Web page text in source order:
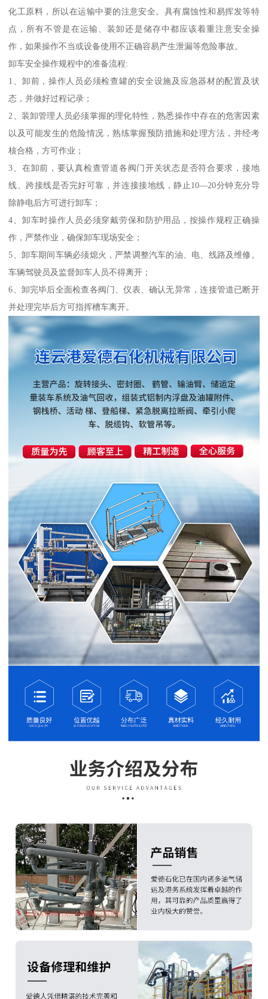
化工原料，所以在运输中要的注意安全。具有腐蚀性和易挥发等特
点，所有不管是在运输、装卸还是储存中都应该着重注意安全操
作，如果操作不当或设备使用不正确容易产生泄漏等危险事故。
卸车安全操作规程中的准备流程:
1、卸前，操作人员必须检查罐的安全设施及应急器材的配置及状
态，并做好过程记录；
2、装卸管理人员必须掌握的理化特性，熟悉操作中存在的危害因素
以及可能发生的危险情况，熟练掌握预防措施和处理方法，并经考
核合格，方可作业；
3、在卸前，要认真检查管道各阀门开关状态是否符合要求，接地
线、跨接线是否完好可靠，并连接接地线，静止10—20分钟充分导
除静电后方可进行卸车；
4、卸车时操作人员必须穿戴劳保和防护用品，按操作规程正确操
作，严禁作业，确保卸车现场安全；
5、卸车期间车辆必须熄火，严禁调整汽车的油、电、线路及维修。
车辆驾驶员及监督卸车人员不得离开；
6、卸完毕后全面检查各阀门、仪表、确认无异常，连接管道已断开
并处理完毕后方可指挥槽车离开。